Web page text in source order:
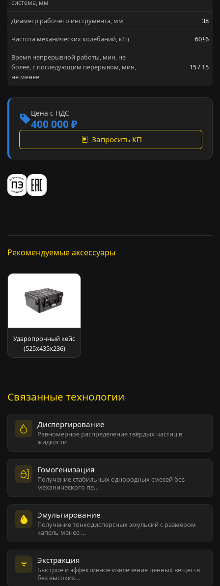
система, мм
Диаметр рабочего инструмента, мм 38
Частота механических колебаний, кГц 60±6
Время непрерывной работы, мин, не
более, с последующим перерывом, мин,
не менее
15 / 15
Цена с НДС
400 000 ₽
Запросить КП
Рекомендуемые аксессуары
Ударопрочный кейс
(525х435х236)
Связанные технологии
Диспергирование
Равномерное распределение твёрдых частиц в
жидкости
Гомогенизация
Получение стабильных однородных смесей без
механического пе…
Эмульгирование
Получение тонкодисперсных эмульсий с размером
капель менее …
Экстракция
Быстрое и эффективное извлечение ценных веществ
без высоких…